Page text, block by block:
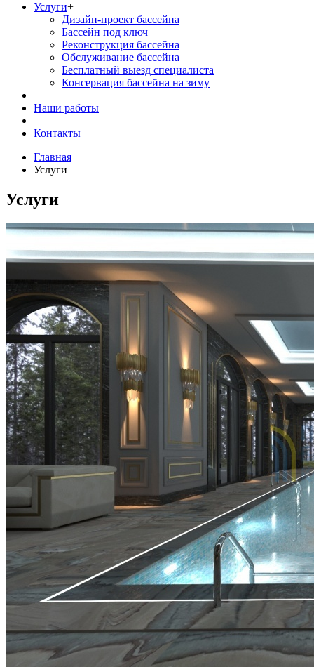
Услуги+
Дизайн-проект бассейна
Бассейн под ключ
Реконструкция бассейна
Обслуживание бассейна
Бесплатный выезд специалиста
Консервация бассейна на зиму
Наши работы
Контакты
Главная
Услуги
Услуги